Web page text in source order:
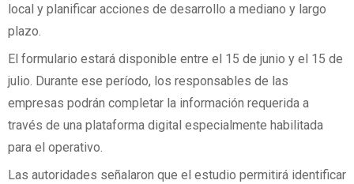
local y planificar acciones de desarrollo a mediano y largo
plazo.
El formulario estará disponible entre el 15 de junio y el 15 de
julio. Durante ese período, los responsables de las
empresas podrán completar la información requerida a
través de una plataforma digital especialmente habilitada
para el operativo.
Las autoridades señalaron que el estudio permitirá identificar